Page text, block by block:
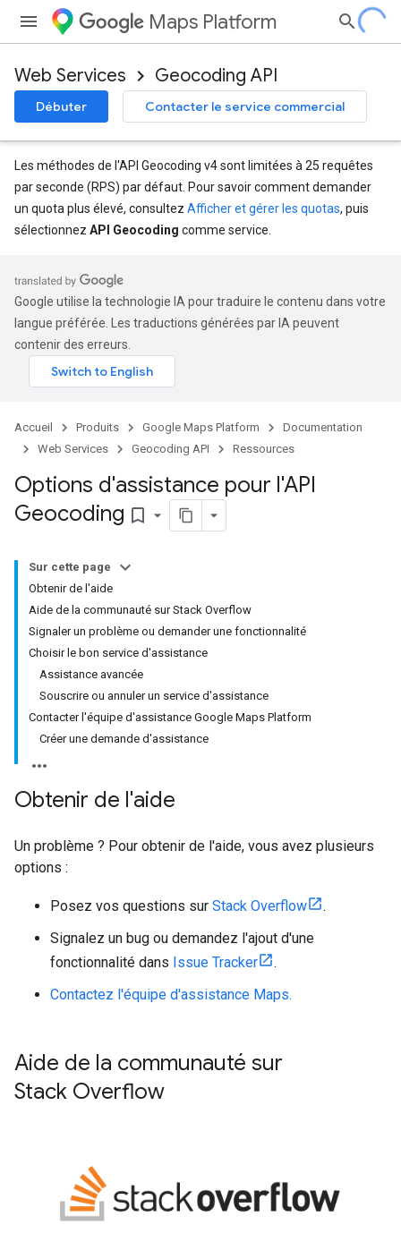
Maps Platform
Web Services Geocoding API
Débuter Contacter le service commercial
Les méthodes de l'API Geocoding v4 sont limitées à 25 requêtes
par seconde (RPS) par défaut. Pour savoir comment demander
un quota plus élevé, consultez Afficher et gérer les quotas, puis
sélectionnez API Geocoding comme service.
Google utilise la technologie IA pour traduire le contenu dans votre
langue préférée. Les traductions générées par IA peuvent
contenir des erreurs.
Accueil Produits Google Maps Platform
Documentation
Web Services
Geocoding API Ressources
Options d'assistance pour l'API
Geocoding bookmark_border
Sur cette page
Obtenir de l'aide
Aide de la communauté sur Stack Overflow
Signaler un problème ou demander une fonctionnalité
Choisir le bon service d'assistance
Assistance avancée
Souscrire ou annuler un service d'assistance
Contacter l'équipe d'assistance Google Maps Platform
Créer une demande d'assistance
Obtenir de l'aide
Un problème ? Pour obtenir de l'aide, vous avez plusieurs
options :
Posez vos questions sur Stack Overflow
.
Signalez un bug ou demandez l'ajout d'une
fonctionnalité dans Issue Tracker
.
Contactez l'équipe d'assistance Maps.
Aide de la communauté sur
Stack Overflow